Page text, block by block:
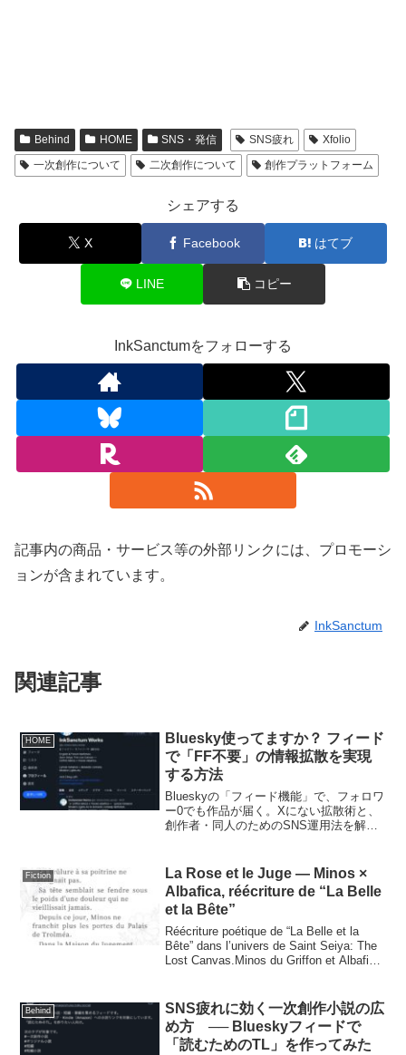
Behind HOME SNS・発信 SNS疲れ
Xfolio
一次創作について
二次創作について 創作プラットフォーム
シェアする
X Facebook はてブ
LINE コピー
InkSanctumをフォローする
記事内の商品・サービス等の外部リンクには、プロモーシ
ョンが含まれています。
InkSanctum
関連記事
HOME
Bluesky使ってますか？ フィード
で「FF不要」の情報拡散を実現
する方法
Blueskyの「フィード機能」で、フォロワ
ー0でも作品が届く。Xにない拡散術と、
創作者・同人のためのSNS運用法を解
Fiction
La Rose et le Juge — Minos ×
Albafica, réécriture de “La Belle
et la Bête”
Réécriture poétique de “La Belle et la
Bête” dans l’univers de Saint Seiya: The
Lost Canvas.Minos du Griffon et Albafica
supervisée par l’autrice.
Behind
SNS疲れに効く一次創作小説の広
め方 ── Blueskyフィードで
「読むためのTL」を作ってみた